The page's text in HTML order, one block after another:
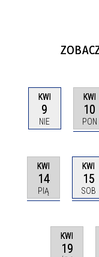
KWI
9
NIE
KWI
10
PON
KWI
14
PIĄ
KWI
15
SOB
KWI
19